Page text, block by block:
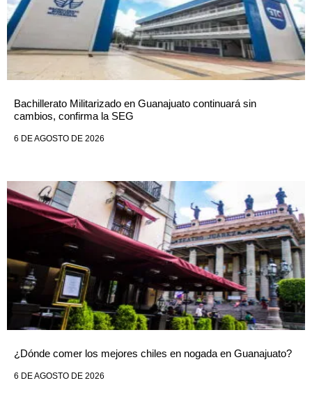
Bachillerato Militarizado en Guanajuato continuará sin
cambios, confirma la SEG
6 DE AGOSTO DE 2026
¿Dónde comer los mejores chiles en nogada en Guanajuato?
6 DE AGOSTO DE 2026